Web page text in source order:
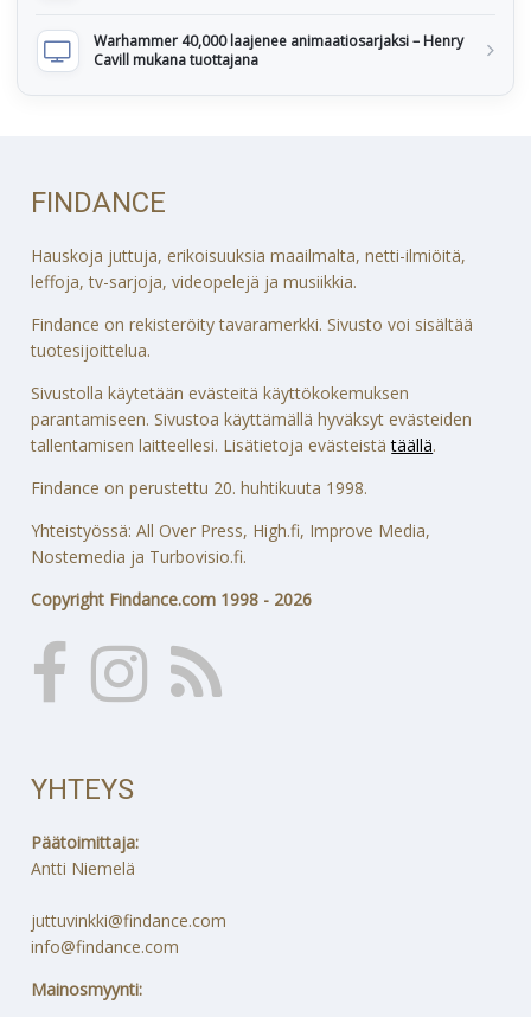
Warhammer 40,000 laajenee animaatiosarjaksi – Henry
Cavill mukana tuottajana
FINDANCE
Hauskoja juttuja, erikoisuuksia maailmalta, netti-ilmiöitä,
leffoja, tv-sarjoja, videopelejä ja musiikkia.
Findance on rekisteröity tavaramerkki. Sivusto voi sisältää
tuotesijoittelua.
Sivustolla käytetään evästeitä käyttökokemuksen
parantamiseen. Sivustoa käyttämällä hyväksyt evästeiden
tallentamisen laitteellesi. Lisätietoja evästeistätäällä.
Findance on perustettu 20. huhtikuuta 1998.
Yhteistyössä: All Over Press, High.fi, Improve Media,
Nostemedia ja Turbovisio.fi.
Copyright Findance.com 1998 - 2026
YHTEYS
Päätoimittaja:
Antti Niemelä
juttuvinkki@findance.com
info@findance.com
Mainosmyynti: